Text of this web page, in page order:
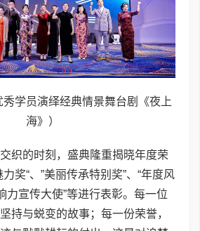
秀学员演绎经典情景舞台剧《夜上
海》）
织的时刻，盛典隆重揭晓年度荣
奖“、”美丽传承特别奖”、“年度风
力宣传大使”等进行表彰。每一位
持与蜕变的故事；每一份荣誉，